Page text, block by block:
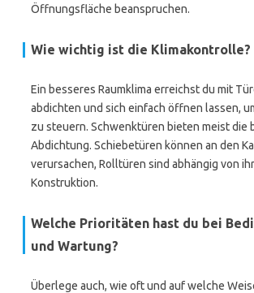
Öffnungsfläche beanspruchen.
Wie wichtig ist die Klimakontrolle?
Ein besseres Raumklima erreichst du mit
abdichten und sich einfach öffnen lassen,
zu steuern. Schwenktüren bieten meist die
Abdichtung. Schiebetüren können an den
verursachen, Rolltüren sind abhängig von
Konstruktion.
Welche Prioritäten hast du bei
und Wartung?
Überlege auch, wie oft und auf welche